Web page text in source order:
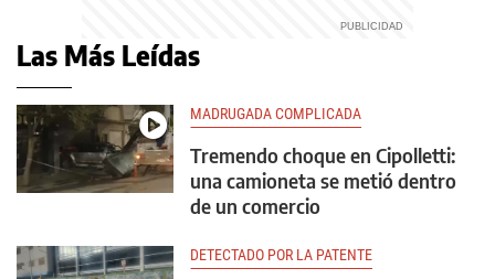
Las Más Leídas
MADRUGADA COMPLICADA
Tremendo choque en Cipolletti:
una camioneta se metió dentro
de un comercio
DETECTADO POR LA PATENTE